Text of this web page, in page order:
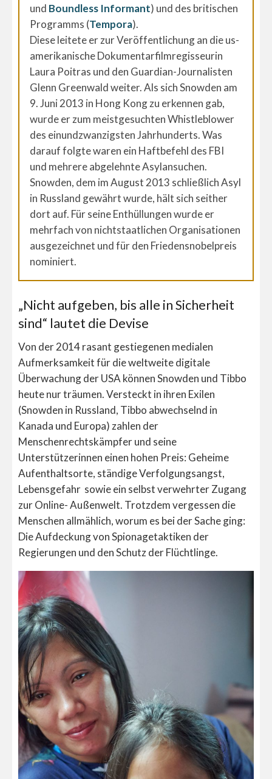
und Boundless Informant) und des britischen
Programms (Tempora).
Diese leitete er zur Veröffentlichung an die us-
amerikanische Dokumentarfilmregisseurin
Laura Poitras und den Guardian-Journalisten
Glenn Greenwald weiter. Als sich Snowden am
9. Juni 2013 in Hong Kong zu erkennen gab,
wurde er zum meistgesuchten Whistleblower
des einundzwanzigsten Jahrhunderts. Was
darauf folgte waren ein Haftbefehl des FBI
und mehrere abgelehnte Asylansuchen.
Snowden, dem im August 2013 schließlich Asyl
in Russland gewährt wurde, hält sich seither
dort auf. Für seine Enthüllungen wurde er
mehrfach von nichtstaatlichen Organisationen
ausgezeichnet und für den Friedensnobelpreis
nominiert.
„Nicht aufgeben, bis alle in Sicherheit
sind“ lautet die Devise
Von der 2014 rasant gestiegenen medialen
Aufmerksamkeit für die weltweite digitale
Überwachung der USA können Snowden und Tibbo
heute nur träumen. Versteckt in ihren Exilen
(Snowden in Russland, Tibbo abwechselnd in
Kanada und Europa) zahlen der
Menschenrechtskämpfer und seine
Unterstützerinnen einen hohen Preis: Geheime
Aufenthaltsorte, ständige Verfolgungsangst,
Lebensgefahr sowie ein selbst verwehrter Zugang
zur Online- Außenwelt. Trotzdem vergessen die
Menschen allmählich, worum es bei der Sache ging:
Die Aufdeckung von Spionagetaktiken der
Regierungen und den Schutz der Flüchtlinge.